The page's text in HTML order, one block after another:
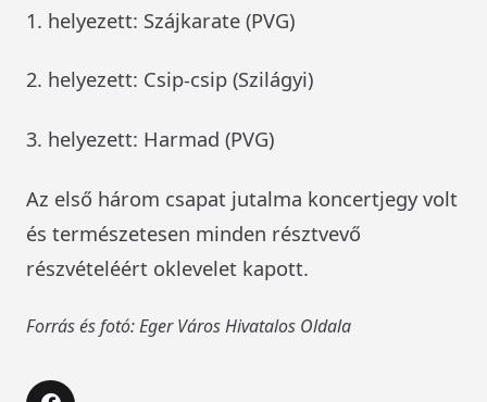
1. helyezett: Szájkarate (PVG)
2. helyezett: Csip-csip (Szilágyi)
3. helyezett: Harmad (PVG)
Az első három csapat jutalma koncertjegy volt
és természetesen minden résztvevő
részvételéért oklevelet kapott.
Forrás és fotó: Eger Város Hivatalos Oldala